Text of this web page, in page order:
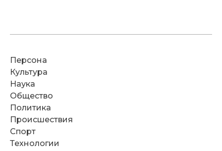
Персона
Культура
Наука
Общество
Политика
Происшествия
Спорт
Технологии